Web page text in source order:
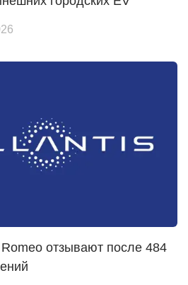
отзывают после 484